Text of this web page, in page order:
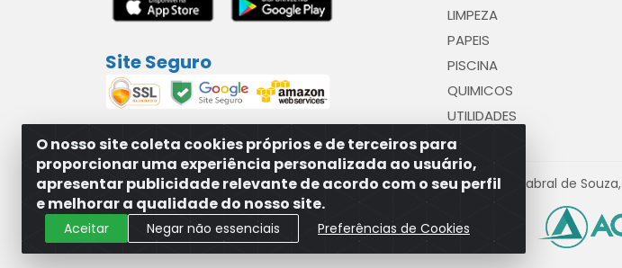
O nosso site coleta cookies próprios e de terceiros para
proporcionar uma experiência personalizada ao usuário,
apresentar publicidade relevante de acordo com o seu perfil
e melhorar a qualidade do nosso site.
Aceitar Negar não essenciais Preferências de Cookies
Site Seguro
LIMPEZA
PAPEIS
PISCINA
QUIMICOS
UTILIDADES
MAXXISUPRI COMÉRCIO DE SANEANTES LTDA - Avenida Antônio Cabral de